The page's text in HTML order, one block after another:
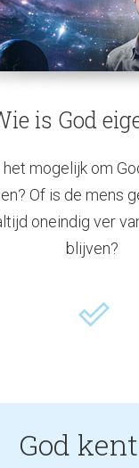
is God
het mogelijk om
Of is de mens
oneindig ver
blijven?
God